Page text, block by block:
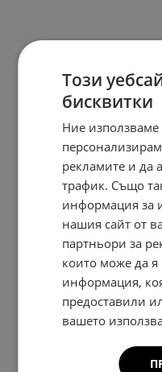
Този
бисквитки
Ние използваме
рекламите и да
трафик. Също
информация за
нашия сайт от
партньори за
които може да я
информация,
предоставили
вашето